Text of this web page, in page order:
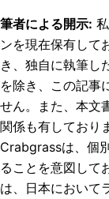
筆者による開示:
ンを現在保有して
き、独自に執筆し
を除き、この記事
せん。また、本文
関係も有しており
Crabgrassは、個
ることを意図して
は、日本において